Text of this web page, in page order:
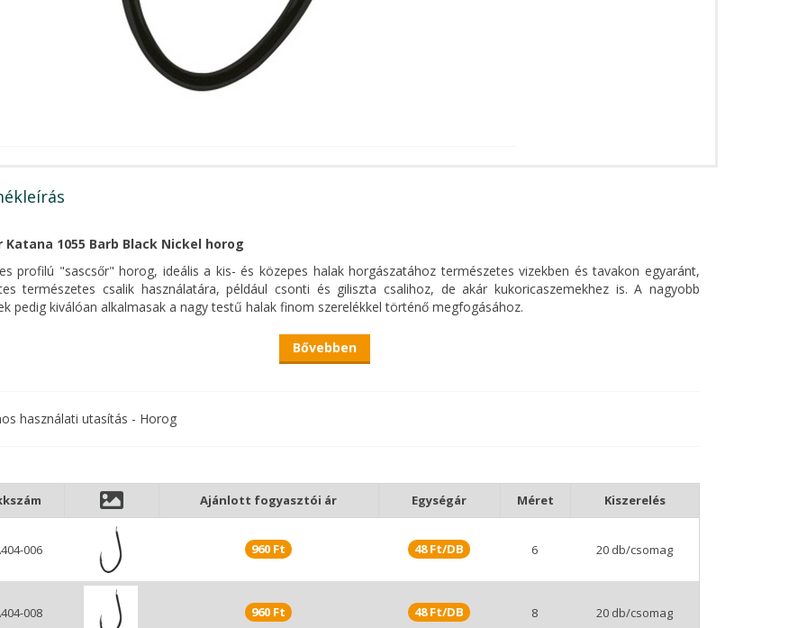
Katana 1055 Barb Black Nickel horog
profilú "sascsőr" horog, ideális a kis- és közepes halak horgászatához természetes vizekben és tavakon egyaránt,
természetes csalik használatára, például csonti és giliszta csalihoz, de akár kukoricaszemekhez is. A nagyobb
pedig kiválóan alkalmasak a nagy testű halak finom szerelékkel történő megfogásához.
végeredményt ad.
Bővebben
használati utasítás - Horog
Ajánlott fogyasztói ár Egységár Méret Kiszerelés
006 960 Ft 48 Ft/DB 6 20 db/csomag
008 960 Ft 48 Ft/DB 8 20 db/csomag